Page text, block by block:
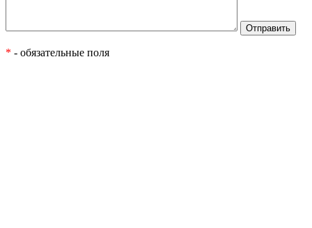
* - обязательные поля